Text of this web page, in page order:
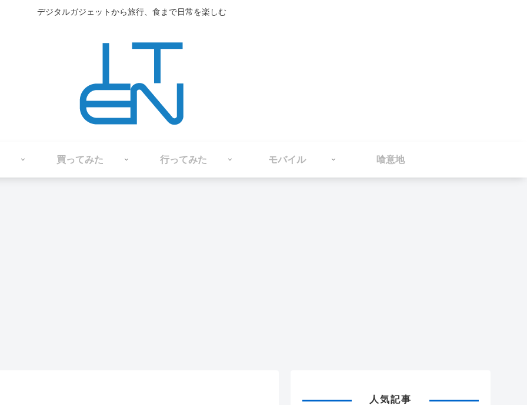
デジタルガジェットから旅行、食まで日常を楽しむ
買ってみた 行ってみた モバイル 喰意地
人気記事